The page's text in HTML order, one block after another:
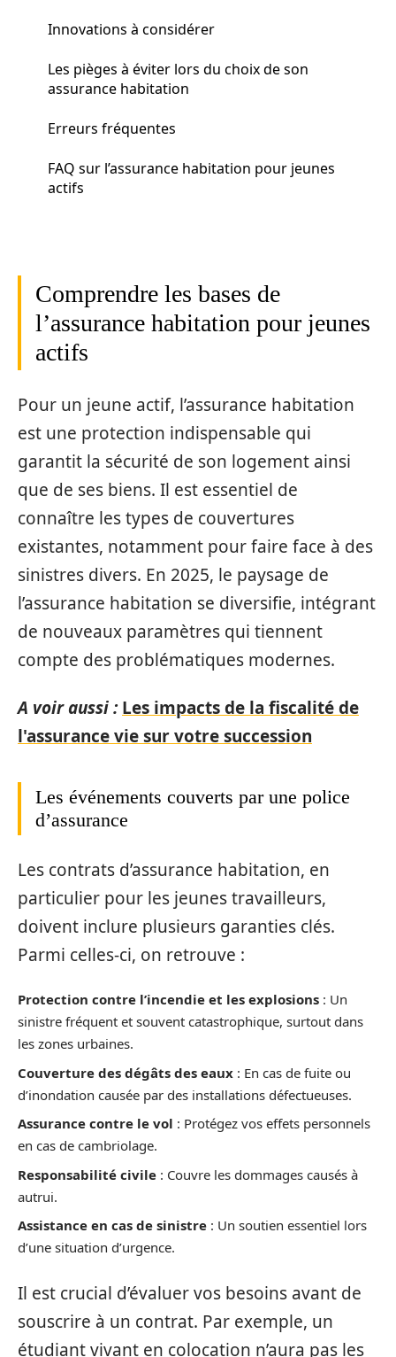
Innovations à considérer
Les pièges à éviter lors du choix de son
assurance habitation
Erreurs fréquentes
FAQ sur l’assurance habitation pour jeunes
actifs
Comprendre les bases de
l’assurance habitation pour jeunes
actifs
Pour un jeune actif, l’assurance habitation
est une protection indispensable qui
garantit la sécurité de son logement ainsi
que de ses biens. Il est essentiel de
connaître les types de couvertures
existantes, notamment pour faire face à des
sinistres divers. En 2025, le paysage de
l’assurance habitation se diversifie, intégrant
de nouveaux paramètres qui tiennent
compte des problématiques modernes.
A voir aussi : Les impacts de la fiscalité de
l'assurance vie sur votre succession
Les événements couverts par une police
d’assurance
Les contrats d’assurance habitation, en
particulier pour les jeunes travailleurs,
doivent inclure plusieurs garanties clés.
Parmi celles-ci, on retrouve :
Protection contre l’incendie et les explosions : Un
sinistre fréquent et souvent catastrophique, surtout dans
les zones urbaines.
Couverture des dégâts des eaux : En cas de fuite ou
d’inondation causée par des installations défectueuses.
Assurance contre le vol : Protégez vos effets personnels
en cas de cambriolage.
Responsabilité civile : Couvre les dommages causés à
autrui.
Assistance en cas de sinistre : Un soutien essentiel lors
d’une situation d’urgence.
Il est crucial d’évaluer vos besoins avant de
souscrire à un contrat. Par exemple, un
étudiant vivant en colocation n’aura pas les